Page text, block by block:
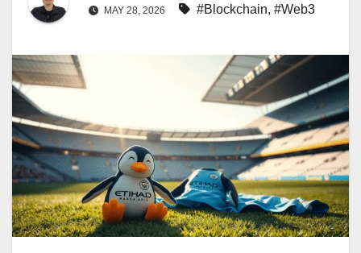
MAY 28, 2026 #Blockchain, #Web3